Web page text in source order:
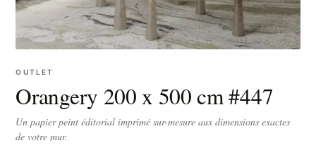
OUTLET
Orangery 200 x 500 cm #447
Un papier peint éditorial imprimé sur-mesure aux dimensions exactes
de votre mur.